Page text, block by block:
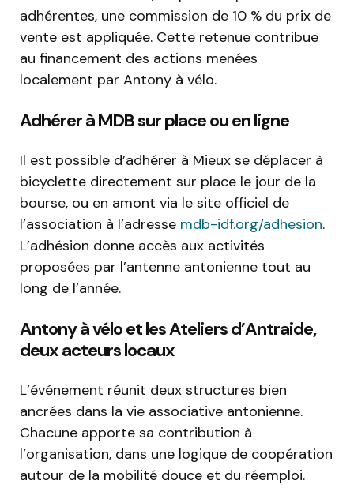
adhérentes, une commission de 10 % du prix de
vente est appliquée. Cette retenue contribue
au financement des actions menées
localement par Antony à vélo.
Adhérer à MDB sur place ou en ligne
Il est possible d’adhérer à Mieux se déplacer à
bicyclette directement sur place le jour de la
bourse, ou en amont via le site officiel de
l’association à l’adresse mdb-idf.org/adhesion.
L’adhésion donne accès aux activités
proposées par l’antenne antonienne tout au
long de l’année.
Antony à vélo et les Ateliers d’Antraide,
deux acteurs locaux
L’événement réunit deux structures bien
ancrées dans la vie associative antonienne.
Chacune apporte sa contribution à
l’organisation, dans une logique de coopération
autour de la mobilité douce et du réemploi.